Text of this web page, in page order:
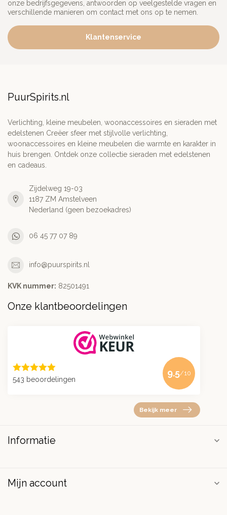
onze bedrijfsgegevens, antwoorden op veelgestelde vragen en
verschillende manieren om contact met ons op te nemen.
Klantenservice
PuurSpirits.nl
Verlichting, kleine meubelen, woonaccessoires en sieraden met
edelstenen Creëer sfeer met stijlvolle verlichting,
woonaccessoires en kleine meubelen die warmte en karakter in
huis brengen. Ontdek onze collectie sieraden met edelstenen
en cadeaus.
Zijdelweg 19-03
1187 ZM Amstelveen
Nederland (geen bezoekadres)
06 45 77 07 89
info@puurspirits.nl
KVK nummer: 82501491
Onze klantbeoordelingen
543 beoordelingen
9.5/10
Bekijk meer
Informatie
Mijn account